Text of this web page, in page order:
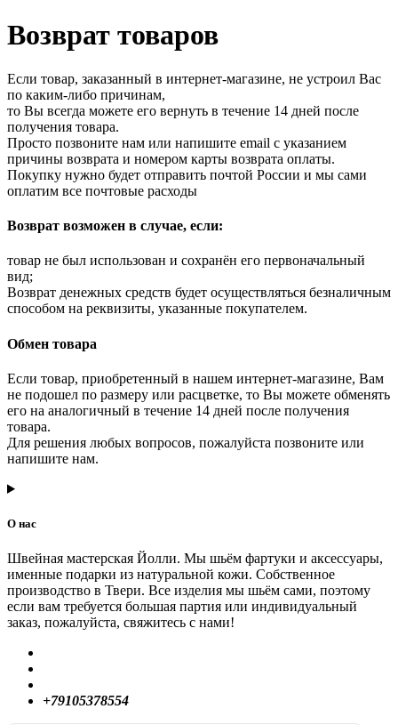
Возврат товаров
Если товар, заказанный в интернет-магазине, не устроил Вас
по каким-либо причинам,
то Вы всегда можете его вернуть в течение 14 дней после
получения товара.
Просто позвоните нам или напишите email с указанием
причины возврата и номером карты возврата оплаты.
Покупку нужно будет отправить почтой России и мы сами
оплатим все почтовые расходы
Возврат возможен в случае, если:
товар не был использован и сохранён его первоначальный
вид;
Возврат денежных средств будет осуществляться безналичным
способом на реквизиты, указанные покупателем.
Обмен товара
Если товар, приобретенный в нашем интернет-магазине, Вам
не подошел по размеру или расцветке, то Вы можете обменять
его на аналогичный в течение 14 дней после получения
товара.
Для решения любых вопросов, пожалуйста позвоните или
напишите нам.
О нас
Швейная мастерская Йолли. Мы шьём фартуки и аксессуары,
именные подарки из натуральной кожи. Собственное
производство в Твери. Все изделия мы шьём сами, поэтому
если вам требуется большая партия или индивидуальный
заказ, пожалуйста, свяжитесь с нами!
+79105378554